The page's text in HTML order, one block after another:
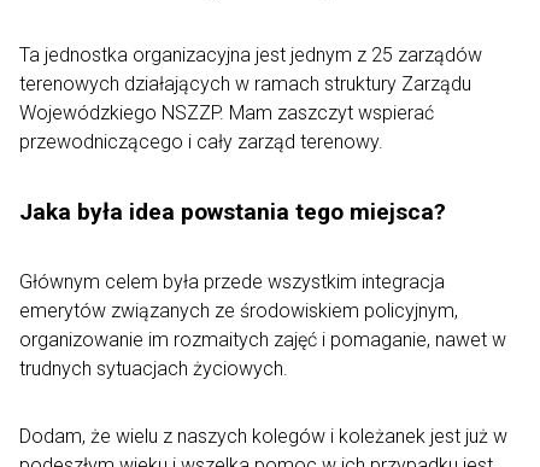
Ta jednostka organizacyjna jest jednym z 25 zarządów
terenowych działających w ramach struktury Zarządu
Wojewódzkiego NSZZP. Mam zaszczyt wspierać
przewodniczącego i cały zarząd terenowy.
Jaka była idea powstania tego miejsca?
Głównym celem była przede wszystkim integracja
emerytów związanych ze środowiskiem policyjnym,
organizowanie im rozmaitych zajęć i pomaganie, nawet w
trudnych sytuacjach życiowych.
Dodam, że wielu z naszych kolegów i koleżanek jest już w